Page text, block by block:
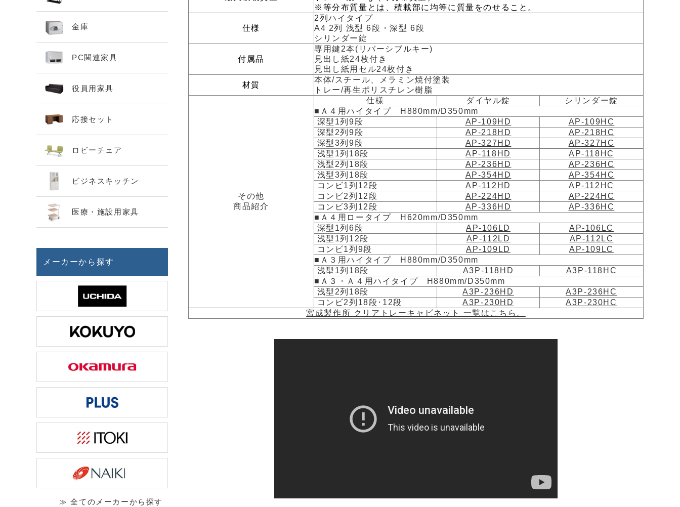
※等分布質量とは、積載部に均等に質量をのせること。
仕様
2列ハイタイプ
A4 2列 浅型 6段・深型 6段
シリンダー錠
付属品
専用鍵2本(リバーシブルキー)
見出し紙24枚付き
見出し紙用セル24枚付き
材質
本体/スチール、メラミン焼付塗装
トレー/再生ポリスチレン樹脂
その他
商品紹介
仕様 ダイヤル錠
シリンダー錠
■Ａ４用ハイタイプ H880mm/D350mm
深型1列9段
AP-109HD
AP-109HC
深型2列9段
AP-218HD
AP-218HC
深型3列9段
AP-327HD
AP-327HC
浅型1列18段
AP-118HD
AP-118HC
浅型2列18段
AP-236HD
AP-236HC
浅型3列18段
AP-354HD
AP-354HC
コンビ1列12段
AP-112HD
AP-112HC
コンビ2列12段
AP-224HD
AP-224HC
コンビ3列12段
AP-336HD
AP-336HC
■Ａ４用ロータイプ H620mm/D350mm
深型1列6段
AP-106LD
AP-106LC
浅型1列12段
AP-112LD
AP-112LC
コンビ1列9段
AP-109LD
AP-109LC
■Ａ３用ハイタイプ H880mm/D350mm
浅型1列18段
A3P-118HD
A3P-118HC
■Ａ３・Ａ４用ハイタイプ H880mm/D350mm
浅型2列18段
A3P-236HD
A3P-236HC
コンビ2列18段･12段
A3P-230HD
A3P-230HC
宮成製作所 クリアトレーキャビネット 一覧はこちら。
金庫
PC関連家具
役員用家具
応接セット
ロビーチェア
ビジネスキッチン
医療・施設用家具
メーカーから探す
≫ 全てのメーカーから探す